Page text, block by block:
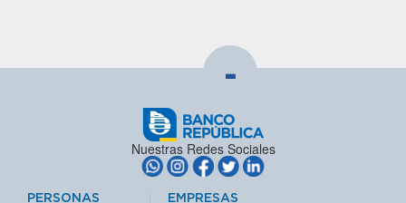
-
Nuestras Redes Sociales
PERSONAS EMPRESAS